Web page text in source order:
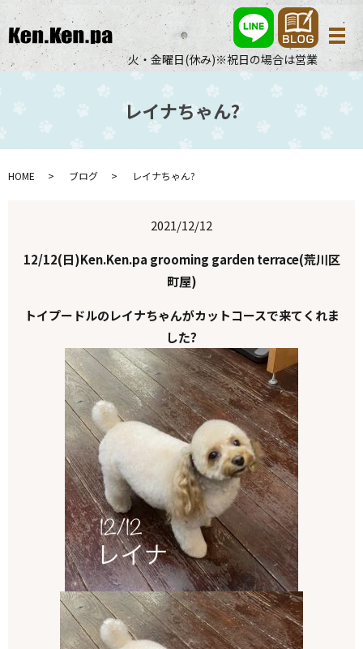
火・金曜日(休み)※祝日の場合は営業
メ
レイナちゃん?
HOME ブログ レイナちゃん?
2021/12/12
12/12(日)Ken.Ken.pa grooming garden terrace(荒川区
町屋)
トイプードルのレイナちゃんがカットコースで来てくれま
した?